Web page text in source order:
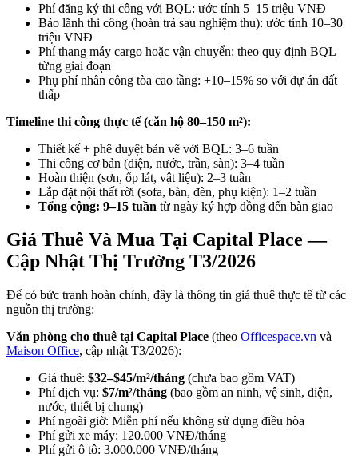
Phí đăng ký thi công với BQL: ước tính 5–15 triệu VNĐ
Bảo lãnh thi công (hoàn trả sau nghiệm thu): ước tính 10–30
triệu VNĐ
Phí thang máy cargo hoặc vận chuyển: theo quy định BQL
từng giai đoạn
Phụ phí nhân công tòa cao tầng: +10–15% so với dự án đất
thấp
Timeline thi công thực tế (căn hộ 80–150 m²):
Thiết kế + phê duyệt bản vẽ với BQL: 3–6 tuần
Thi công cơ bản (điện, nước, trần, sàn): 3–4 tuần
Hoàn thiện (sơn, ốp lát, vật liệu): 2–3 tuần
Lắp đặt nội thất rời (sofa, bàn, đèn, phụ kiện): 1–2 tuần
Tổng cộng: 9–15 tuần từ ngày ký hợp đồng đến bàn giao
Giá Thuê Và Mua Tại Capital Place —
Cập Nhật Thị Trường T3/2026
Để có bức tranh hoàn chỉnh, đây là thông tin giá thuê thực tế từ các
nguồn thị trường:
Văn phòng cho thuê tại Capital Place (theo Officespace.vn và
Maison Office, cập nhật T3/2026):
Giá thuê: $32–$45/m²/tháng (chưa bao gồm VAT)
Phí dịch vụ: $7/m²/tháng (bao gồm an ninh, vệ sinh, điện,
nước, thiết bị chung)
Phí ngoài giờ: Miễn phí nếu không sử dụng điều hòa
Phí gửi xe máy: 120.000 VNĐ/tháng
Phí gửi ô tô: 3.000.000 VNĐ/tháng